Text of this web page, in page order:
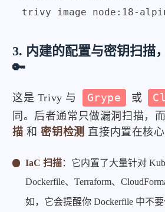
3. 内建的配置与密钥扫描
🔑
这是 Trivy 与 Grype 或
同。后者通常只做漏洞扫描，
描 和密钥检测 直接内置在核心
IaC 扫描：它内置了大量针对
Dockerfile、Terraform、
如，它会提醒你 Dockerfile 中不要